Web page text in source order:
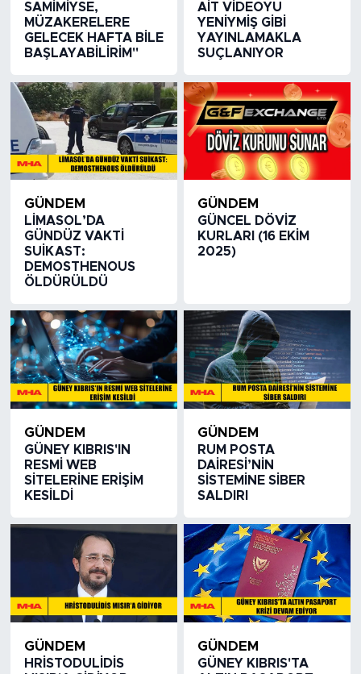
SAMİMİYSE,
MÜZAKERELERE
GELECEK HAFTA BİLE
BAŞLAYABİLİRİM"
AİT VİDEOYU
YENİYMİŞ GİBİ
YAYINLAMAKLA
SUÇLANIYOR
GÜNDEM
LİMASOL’DA
GÜNDÜZ VAKTİ
SUİKAST:
DEMOSTHENOUS
ÖLDÜRÜLDÜ
GÜNDEM
GÜNCEL DÖVİZ
KURLARI (16 EKİM
2025)
GÜNDEM
GÜNEY KIBRIS'IN
RESMİ WEB
SİTELERİNE ERİŞİM
KESİLDİ
GÜNDEM
RUM POSTA
DAİRESİ’NİN
SİSTEMİNE SİBER
SALDIRI
GÜNDEM
HRİSTODULİDİS
GÜNDEM
GÜNEY KIBRIS'TA